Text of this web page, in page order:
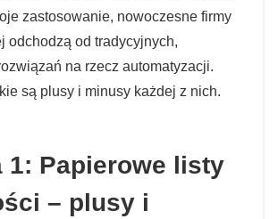
zastosowanie, nowoczesne firmy
odchodzą od tradycyjnych,
na rzecz automatyzacji.
są plusy i minusy każdej z nich.
1: Papierowe listy
– plusy i